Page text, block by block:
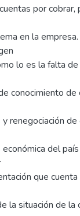
por
en la
lo es la falta
conocimiento
renegociación
del
que
la situación de